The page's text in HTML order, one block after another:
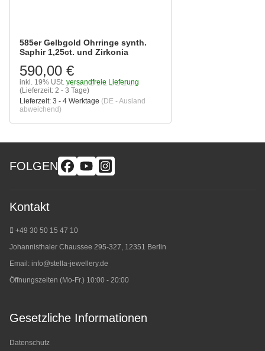
585er Gelbgold Ohrringe synth.
Saphir 1,25ct. und Zirkonia
590,00 €
inkl. 19% USt. versandfreie Lieferung
(Lieferzeit: 2 - 3 Tage)
Lieferzeit: 3 - 4 Werktage (DE - Ausland
abweichend)
FOLGEN
Kontakt
+49 30 50 15 47 10
Johannisthaler Chaussee 295-327, 12351 Berlin
Email: info@stella-jewellery.de
Öffnungszeiten (Mo-Fr.) 10:00 - 20:00
Gesetzliche Informationen
Datenschutz